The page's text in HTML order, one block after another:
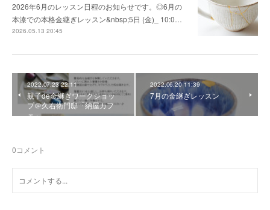
2026年6月のレッスン日程のお知らせです。◎6月の
本漆での本格金継ぎレッスン&nbsp;5日 (金)_ 10:0…
2026.05.13 20:45
2022.07.23 22:11
親子de金継ぎワークショッ
プ＠久右衛門邸「納屋カフ
ェ」
2022.06.20 11:39
7月の金継ぎレッスン
0コメント